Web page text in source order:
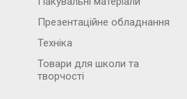
Презентаційне обладнання
Техніка
Товари для школи та
творчості